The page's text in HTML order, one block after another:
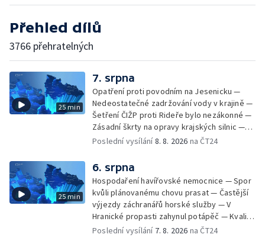
Přehled dílů
3766 přehratelných
25 min
7. srpna
Opatření proti povodním na Jesenicku —
Nedeostatečné zadržování vody v krajině —
Šetření ČIŽP proti Rideře bylo nezákonné —
Zásadní škrty na opravy krajských silnic —
Zásadní škrty na opravy krajských silnic —
covidem — Úhyny ryb kvůli vysokým
teplotám — Problémy se zásobování vodou
v MS kraji nehrozí — testováním na
západonilskou horečku — Den židovských
památek
Poslední vysílání8. 8. 2026 na ČT24
25 min
6. srpna
Hospodaření havířovské nemocnice — Spor
kvůli plánovanému chovu prasat — Častější
výjezdy záchranářů horské služby — V
Hranické propasti zahynul potápěč — Kvalita
vody ke koupání — Zavlažování zeleniny v
Poslední vysílání 7. 8. 2026 na ČT24